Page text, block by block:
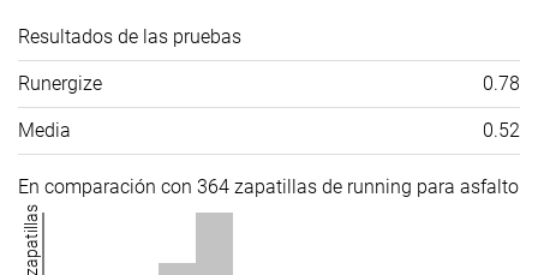
Resultados de las pruebas
Runergize 0.78
Media 0.52
En comparación con 364 zapatillas de running para asfalto